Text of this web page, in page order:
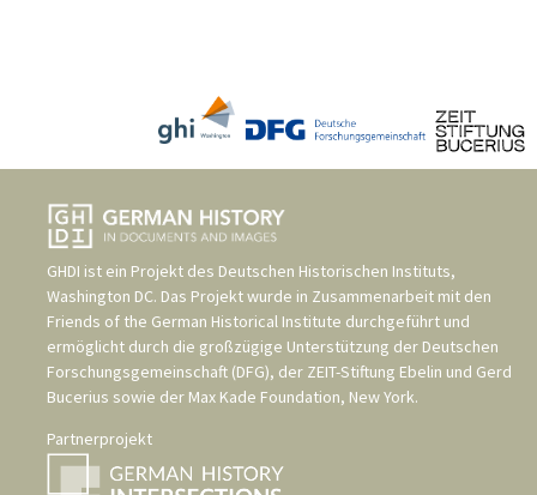
GHDI ist ein Projekt des Deutschen Historischen Instituts,
Washington DC. Das Projekt wurde in Zusammenarbeit mit den
Friends of the German Historical Institute durchgeführt und
ermöglicht durch die großzügige Unterstützung der Deutschen
Forschungsgemeinschaft (DFG), der ZEIT-Stiftung Ebelin und Gerd
Bucerius sowie der Max Kade Foundation, New York.
Partnerprojekt